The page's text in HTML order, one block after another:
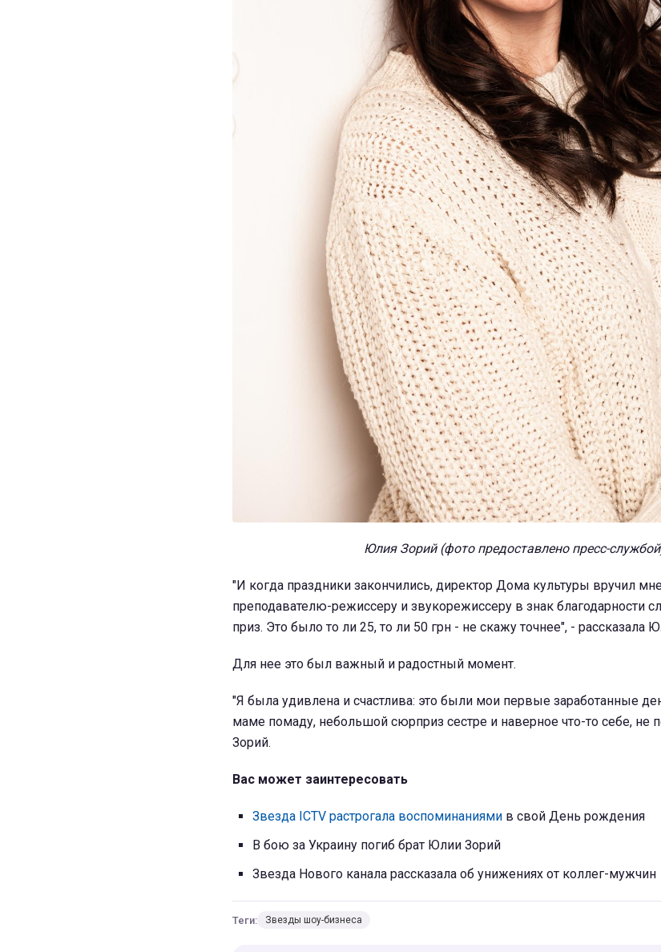
Юлия Зорий (фото предоставлено пресс-
"И когда праздники закончились, директор Дома культуры вручил
преподавателю-режиссеру и звукорежиссеру в знак благодарности
приз. Это было то ли 25, то ли 50 грн - не скажу точнее", - рассказала
Для нее это был важный и радостный момент.
"Я была удивлена и счастлива: это были мои первые заработанные
маме помаду, небольшой сюрприз сестре и наверное что-то себе, не
Зорий.
Вас может заинтересовать
Звезда ICTV растрогала воспоминаниями в свой День рождения
В бою за Украину погиб брат Юлии Зорий
Звезда Нового канала рассказала об унижениях от коллег-мужчин
Теги: Звезды шоу-бизнеса